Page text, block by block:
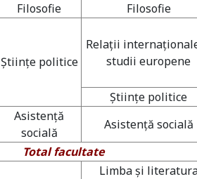
Filosofie
Filosofie
Ştiinţe politice
Relaţii
studii europene
Ştiinţe politice
Asistenţă
socială
Asistenţă socială
Total facultate
Limba şi